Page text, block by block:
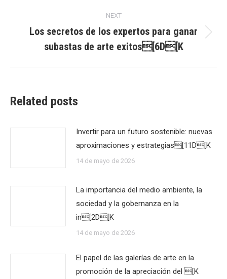
NEXT
Next
post:
Los secretos de los expertos para ganar
subastas de arte exitos[6D[K
Related posts
Invertir para un futuro sostenible: nuevas
aproximaciones y estrategias[11D[K
14 de mayo de 2026
La importancia del medio ambiente, la
sociedad y la gobernanza en la
in[2D[K
14 de mayo de 2026
El papel de las galerías de arte en la
promoción de la apreciación del [K